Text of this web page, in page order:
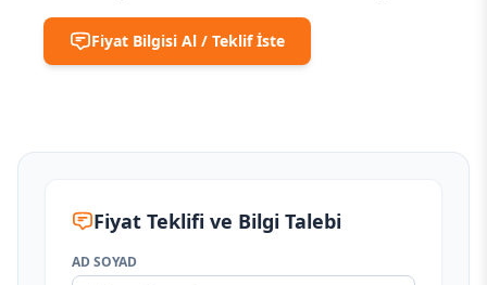
Fiyat Bilgisi Al / Teklif İste
Fiyat Teklifi ve Bilgi Talebi
AD SOYAD